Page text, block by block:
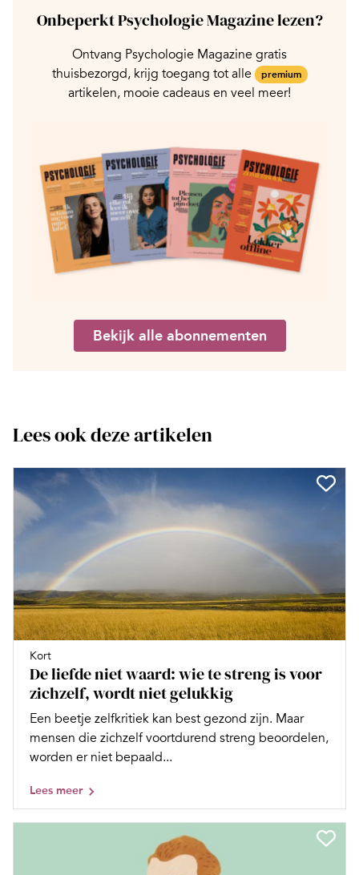
Onbeperkt Psychologie Magazine lezen?
Ontvang Psychologie Magazine gratis
thuisbezorgd, krijg toegang tot alle
premium
artikelen, mooie cadeaus en veel meer!
Bekijk alle abonnementen
Lees ook deze artikelen
Kort
De liefde niet waard: wie te streng is voor
zichzelf, wordt niet gelukkig
Een beetje zelfkritiek kan best gezond zijn. Maar
mensen die zichzelf voortdurend streng beoordelen,
worden er niet bepaald...
Lees meer